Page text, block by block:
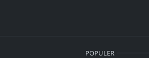
POPULER